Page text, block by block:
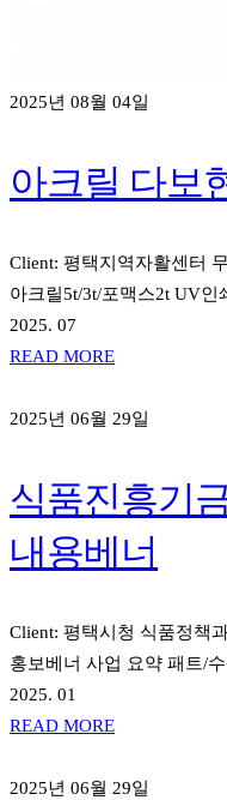
2025년 08월 04일
아크릴 다보
Client: 평택지역자활센터
아크릴5t/3t/포맥스2t UV인
2025. 07
READ MORE
2025년 06월 29일
식품진흥기
내용베너
Client: 평택시청 식품정책
홍보베너 사업 요약 패트/수
2025. 01
READ MORE
2025년 06월 29일